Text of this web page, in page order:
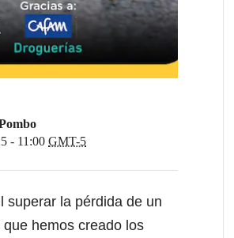
- 11:00 GMT-5
superar la pérdida de un
hemos creado los